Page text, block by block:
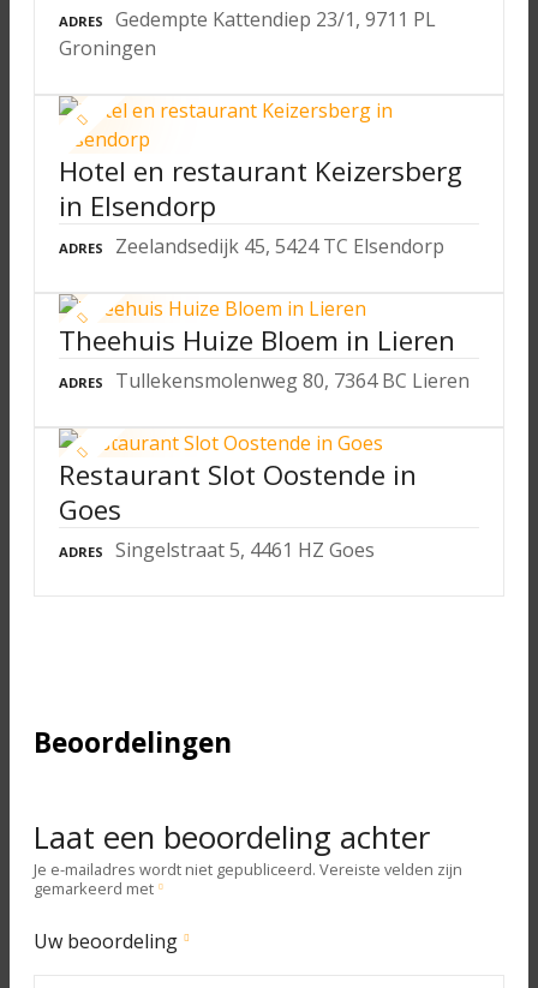
ADRES
Gedempte Kattendiep 23/1, 9711 PL
Groningen
Hotel en restaurant Keizersberg
in Elsendorp
ADRES Zeelandsedijk 45, 5424 TC Elsendorp
Theehuis Huize Bloem in Lieren
ADRES Tullekensmolenweg 80, 7364 BC Lieren
Restaurant Slot Oostende in
Goes
ADRES Singelstraat 5, 4461 HZ Goes
Beoordelingen
Laat een beoordeling achter
Je e-mailadres wordt niet gepubliceerd. Vereiste velden zijn
gemarkeerd met
Uw beoordeling